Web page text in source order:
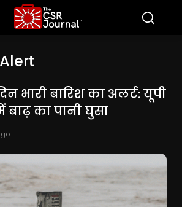
भारी बारिश का अलर्ट: यूपी
का पानी घुसा